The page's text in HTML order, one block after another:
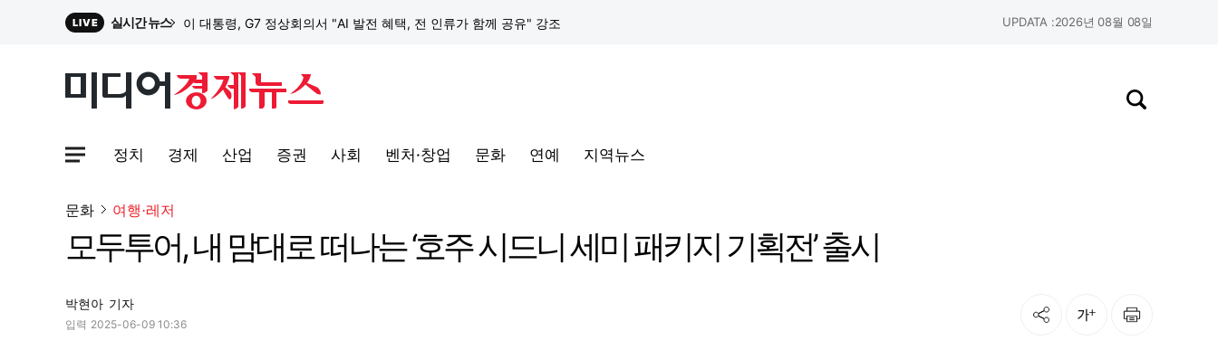
LIVE 실시간 뉴스 이 대통령, G7 정상회의서 "AI 발전 혜택, 전 인류가 함께 공유" 강조
원파디, 롯데백화점 잠실점에서 팝업스토어 오픈
대한전선, 1463억 ‘500kV HVDC 동해안-동서울’ 수주… 시장 확대 본격화
이 대통령, G7 정상회의서 "AI 발전 혜택, 전 인류가 함께 공유" 강조
UPDATA :2026년 08월 08일
사이트맵메뉴 열기
정치 경제 산업 증권 사회 벤처·창업 문화 연예 지역뉴스
검색창 열기
문화 여행·레저
모두투어, 내 맘대로 떠나는 ‘호주 시드니 세미 패키지 기획전’ 출시
박현아 기자
입력 2025-06-09 10:36
공유 글자크기 인쇄